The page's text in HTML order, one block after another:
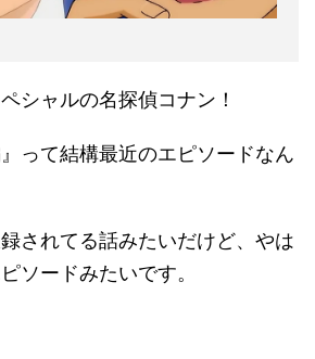
シャルの名探偵コナン！
』って結構最近のエピソードなん
されてる話みたいだけど、やは
ソードみたいです。